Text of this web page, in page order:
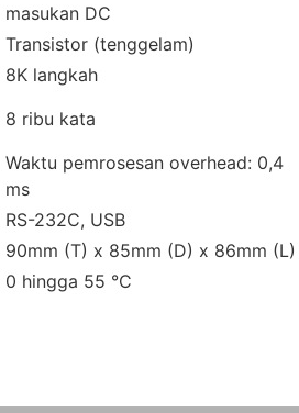
masukan DC
Transistor (tenggelam)
8K langkah
8 ribu kata
Waktu pemrosesan overhead: 0,4
ms
RS-232C, USB
90mm (T) x 85mm (D) x 86mm (L)
0 hingga 55 °C